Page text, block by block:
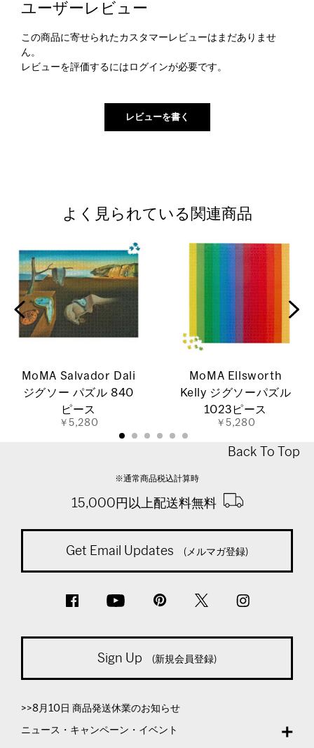
ユーザーレビュー
この商品に寄せられたカスタマーレビューはまだありませ
ん。
レビューを評価するには ログインが必要です。
よく見られている関連商品
MoMA Salvador Dali
ジグソー パズル 840
ピース
￥5,280
MoMA Ellsworth
Kelly ジグソーパズル
1023ピース
￥5,280
Back To Top
※通常商品税込計算時
15,000円以上配送料無料
Get Email Updates (メルマガ登録)
Sign Up (新規会員登録)
>>8月10日 商品発送休業のお知らせ
ニュース・キャンペーン・イベント